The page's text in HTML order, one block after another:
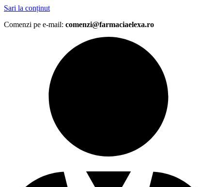
Sari la conținut
Comenzi pe e-mail: comenzi@farmaciaelexa.ro